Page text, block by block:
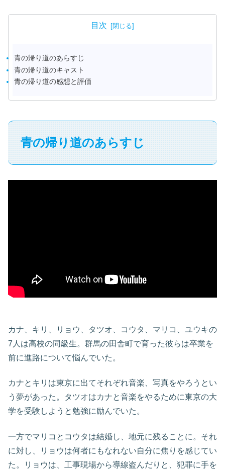
目次
青の帰り道のあらすじ
青の帰り道のキャスト
青の帰り道の感想と評価
青の帰り道のあらすじ
カナ、キリ、リョウ、タツオ、コウタ、マリコ、ユウキの
7人は高校の同級生。群馬の田舎町で育った彼らは卒業を
前に進路について悩んでいた。
カナとキリは東京に出てそれぞれ音楽、写真をやろうとい
う夢があった。タツオはカナと音楽をやるために東京の大
学を受験しようと勉強に励んでいた。
一方でマリコとコウタは結婚し、地元に残ることに。それ
に対し、リョウは何者にもなれない自分に焦りを感じてい
た。リョウは、工事現場から導線盗んだりと、犯罪に手を